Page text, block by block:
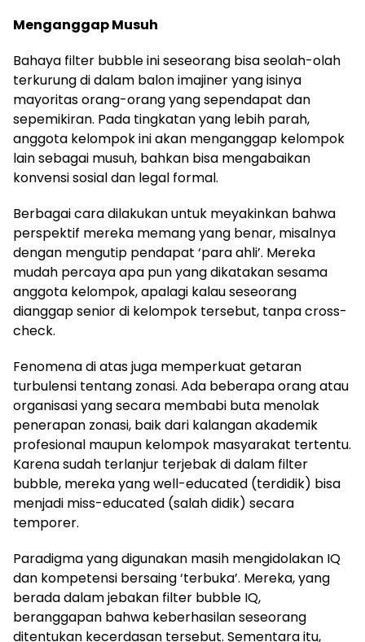
Menganggap Musuh
Bahaya filter bubble ini seseorang bisa seolah-olah
terkurung di dalam balon imajiner yang isinya
mayoritas orang-orang yang sependapat dan
sepemikiran. Pada tingkatan yang lebih parah,
anggota kelompok ini akan menganggap kelompok
lain sebagai musuh, bahkan bisa mengabaikan
konvensi sosial dan legal formal.
Berbagai cara dilakukan untuk meyakinkan bahwa
perspektif mereka memang yang benar, misalnya
dengan mengutip pendapat ‘para ahli’. Mereka
mudah percaya apa pun yang dikatakan sesama
anggota kelompok, apalagi kalau seseorang
dianggap senior di kelompok tersebut, tanpa cross-
check.
Fenomena di atas juga memperkuat getaran
turbulensi tentang zonasi. Ada beberapa orang atau
organisasi yang secara membabi buta menolak
penerapan zonasi, baik dari kalangan akademik
profesional maupun kelompok masyarakat tertentu.
Karena sudah terlanjur terjebak di dalam filter
bubble, mereka yang well-educated (terdidik) bisa
menjadi miss-educated (salah didik) secara
temporer.
Paradigma yang digunakan masih mengidolakan IQ
dan kompetensi bersaing ‘terbuka’. Mereka, yang
berada dalam jebakan filter bubble IQ,
beranggapan bahwa keberhasilan seseorang
ditentukan kecerdasan tersebut. Sementara itu,